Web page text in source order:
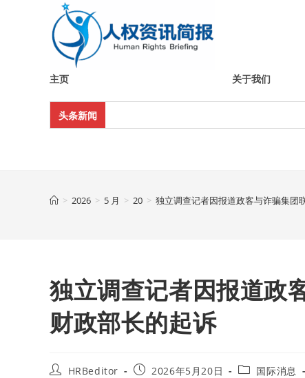
主页 关于我们
头条新闻
> 2026 > 5 月 > 20 > 独立调查记者因报道政客与诈骗集团
独立调查记者因报道政
财政部长的起诉
PostHRBeditor
Post2026年5月20日
Post国际消息